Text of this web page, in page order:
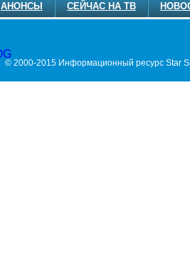
АНОНСЫ СЕЙЧАС НА ТВ
© 2000-2015 Информационный ресурс Star